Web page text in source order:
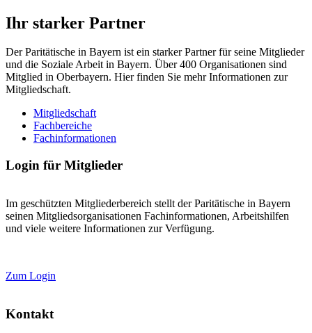
Ihr starker Partner
Der Paritätische in Bayern ist ein starker Partner für seine Mitglieder
und die Soziale Arbeit in Bayern. Über 400 Organisationen sind
Mitglied in Oberbayern. Hier finden Sie mehr Informationen zur
Mitgliedschaft.
Mitgliedschaft
Fachbereiche
Fachinformationen
Login für Mitglieder
Im geschützten Mitgliederbereich stellt der Paritätische in Bayern
seinen Mitgliedsorganisationen Fachinformationen, Arbeitshilfen
und viele weitere Informationen zur Verfügung.
Zum Login
Kontakt